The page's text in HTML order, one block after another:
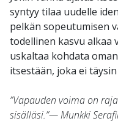
syntyy tilaa uudelle
pelkän sopeutumisen
todellinen kasvu alkaa
uskaltaa kohdata
itsestään, joka ei
”Vapauden voima on
sisälläsi.”— Munkki